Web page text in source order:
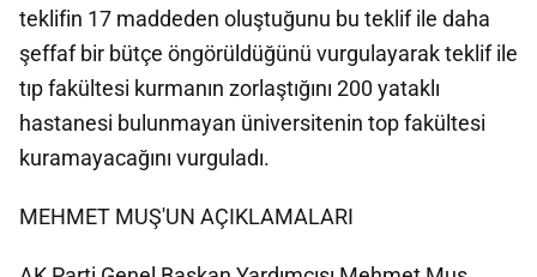
teklifin 17 maddeden oluştuğunu bu teklif ile daha
şeffaf bir bütçe öngörüldüğünü vurgulayarak teklif ile
tıp fakültesi kurmanın zorlaştığını 200 yataklı
hastanesi bulunmayan üniversitenin top fakültesi
kuramayacağını vurguladı.
MEHMET MUŞ'UN AÇIKLAMALARI